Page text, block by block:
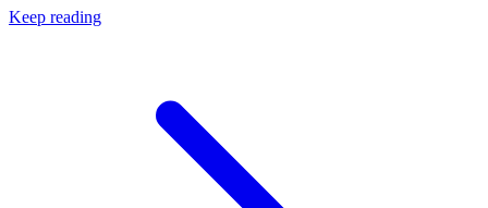
Keep reading